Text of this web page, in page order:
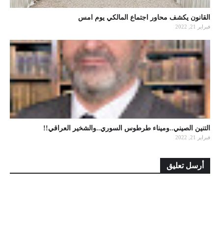
القانون يكشف محاور اجتماع المالكي يوم امس
فبراير 21, 2022
التنين الصيني..وميناء طرطوس السوري..والشخير العراقي!!
فبراير 21, 2022
أرسل تعليق